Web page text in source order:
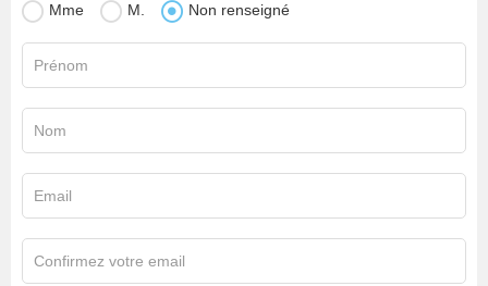
Mme M. Non renseigné
Prénom
Nom
Email
Confirmez votre email